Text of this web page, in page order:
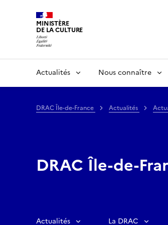
MINISTÈRE
DE LA CULTURE
Actualités Nous connaître
DRAC Île-de-France Actualités
DRAC Île-de-
Actualités La DRAC